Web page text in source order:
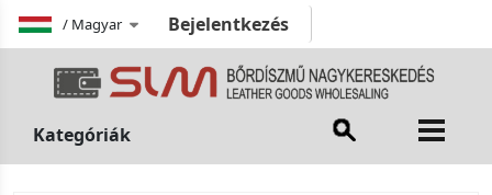
/ Magyar Bejelentkezés
Kategóriák